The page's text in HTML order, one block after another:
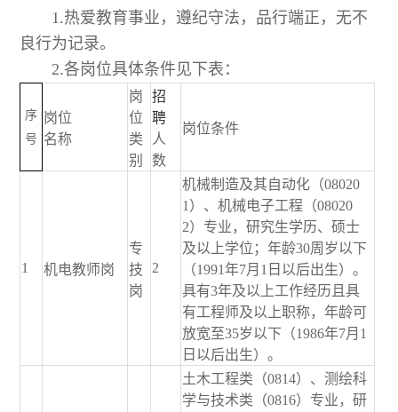
1.热爱教育事业，遵纪守法，品行端正，无不
良行为记录。
2.各岗位具体条件见下表：
序
号
岗位
名称
岗
位
类
别
招
聘
人
数
岗位条件
1 机电教师岗
专
技
岗
2
机械制造及其自动化（08020
1）、机械电子工程（08020
2）专业，研究生学历、硕士
及以上学位；年龄30周岁以下
（1991年7月1日以后出生）。
具有3年及以上工作经历且具
有工程师及以上职称，年龄可
放宽至35岁以下（1986年7月1
日以后出生）。
土木工程类（0814）、测绘科
学与技术类（0816）专业，研